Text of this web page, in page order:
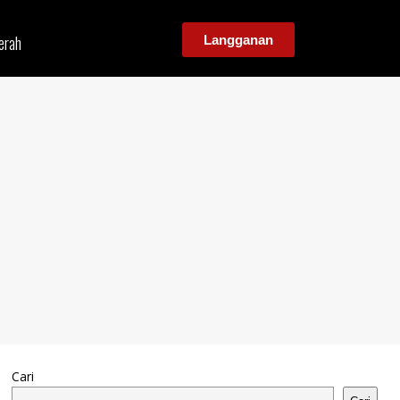
Langganan
Cari